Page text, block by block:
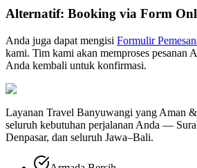
Alternatif: Booking via Form
Anda juga dapat mengisi Formulir
kami. Tim kami akan memproses pesanan
Anda kembali untuk konfirmasi.
Layanan Travel Banyuwangi yang Aman
seluruh kebutuhan perjalanan Anda —
Denpasar, dan seluruh Jawa–Bali.